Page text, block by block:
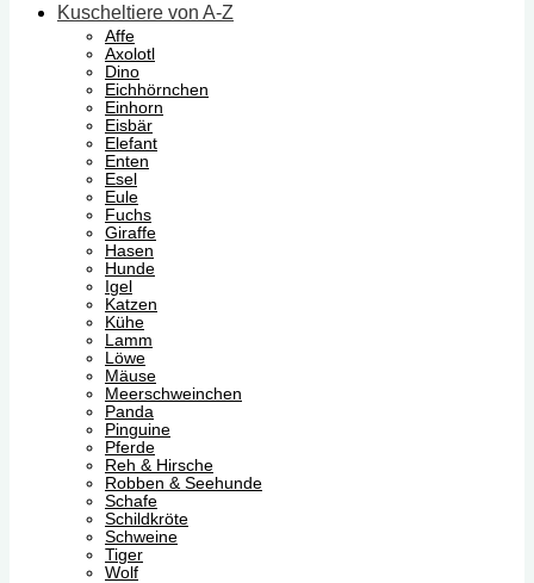
Kuscheltiere von A-Z
Affe
Axolotl
Dino
Eichhörnchen
Einhorn
Eisbär
Elefant
Enten
Esel
Eule
Fuchs
Giraffe
Hasen
Hunde
Igel
Katzen
Kühe
Lamm
Löwe
Mäuse
Meerschweinchen
Panda
Pinguine
Pferde
Reh & Hirsche
Robben & Seehunde
Schafe
Schildkröte
Schweine
Tiger
Wolf